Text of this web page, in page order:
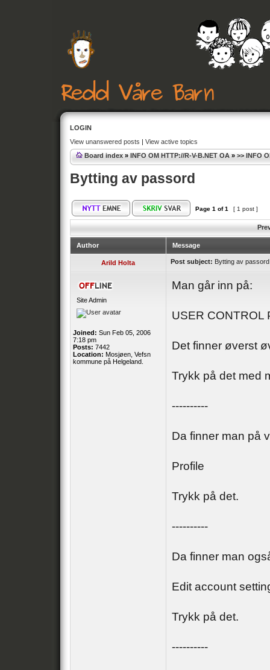
LOGIN
View unanswered posts | View active topics
Board index » INFO OM HTTP://R-V-B.NET OA » >> INFO
Bytting av passord
Page 1 of1 [ 1 post ]
Author Message
Arild Holta Post subject: Bytting av passord
Site Admin
Joined: Sun Feb 05, 2006
7:18 pm
Posts: 7442
Location: Mosjøen, Vefsn
kommune på Helgeland.
Man går inn på:
USER CONTROL
Det finner øverst
Trykk på det med
----------
Da finner man på
Profile
Trykk på det.
----------
Da finner man
Edit account
Trykk på det.
----------